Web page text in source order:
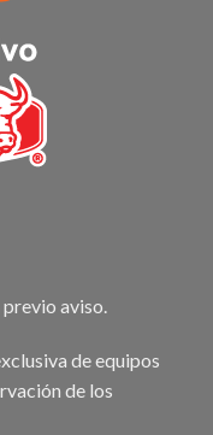
aviso.
de equipos
de los